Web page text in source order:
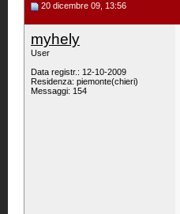
20 dicembre 09, 13:56
myhely
User
Data registr.: 12-10-2009
Residenza: piemonte(chieri)
Messaggi: 154